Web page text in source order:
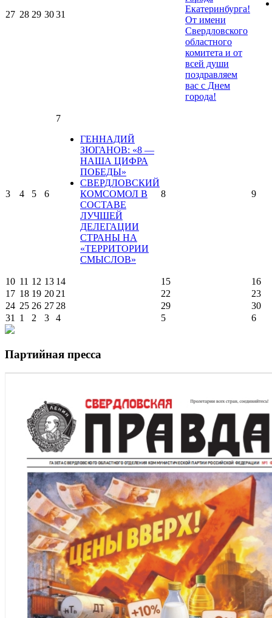
27 28 29 3031
Екатеринбурга!
От имени
Свердловского
областного
комитета и от
всей души
поздравляем
вас с Днем
города!
3 4 5 6
7
ГЕННАДИЙ
ЗЮГАНОВ: «8 —
НАША ЦИФРА
ПОБЕДЫ»
СВЕРДЛОВСКИЙ
КОМСОМОЛ В
СОСТАВЕ
ЛУЧШЕЙ
ДЕЛЕГАЦИИ
СТРАНЫ НА
«ТЕРРИТОРИИ
СМЫСЛОВ»
8 9
10 11 12 13 14 15
16
17 18 19 20 21 22
23
24 25 26 27 28 29
30
31
1 2 3 4 5 6
Партийная пресса